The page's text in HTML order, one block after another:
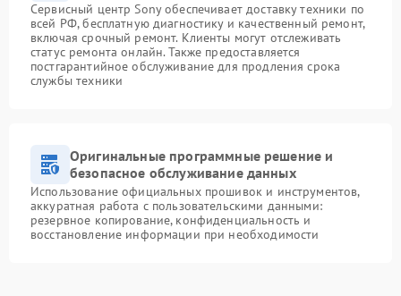
Сервисный центр Sony обеспечивает доставку техники по
всей РФ, бесплатную диагностику и качественный ремонт,
включая срочный ремонт. Клиенты могут отслеживать
статус ремонта онлайн. Также предоставляется
постгарантийное обслуживание для продления срока
службы техники
Оригинальные программные решение и
безопасное обслуживание данных
Использование официальных прошивок и инструментов,
аккуратная работа с пользовательскими данными:
резервное копирование, конфиденциальность и
восстановление информации при необходимости